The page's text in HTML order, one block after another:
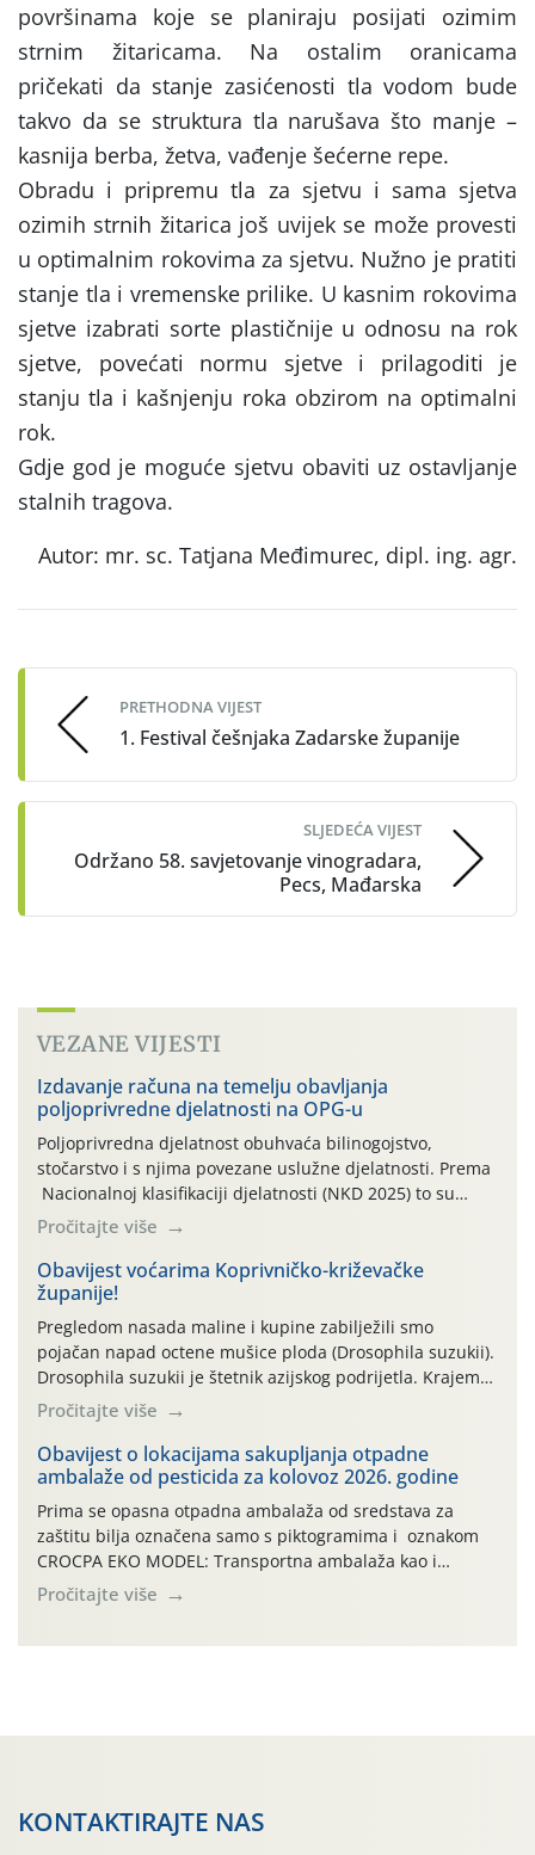
površinama koje se planiraju posijati ozimim
strnim žitaricama. Na ostalim oranicama
pričekati da stanje zasićenosti tla vodom bude
takvo da se struktura tla narušava što manje –
kasnija berba, žetva, vađenje šećerne repe.
Obradu i pripremu tla za sjetvu i sama sjetva
ozimih strnih žitarica još uvijek se može provesti
u optimalnim rokovima za sjetvu. Nužno je pratiti
stanje tla i vremenske prilike. U kasnim rokovima
sjetve izabrati sorte plastičnije u odnosu na rok
sjetve, povećati normu sjetve i prilagoditi je
stanju tla i kašnjenju roka obzirom na optimalni
rok.
Gdje god je moguće sjetvu obaviti uz ostavljanje
stalnih tragova.
Autor: mr. sc. Tatjana Međimurec, dipl. ing. agr.
navigation
PRETHODNA VIJEST
1. Festival češnjaka Zadarske županije
SLJEDEĆA VIJEST
Održano 58. savjetovanje vinogradara,
Pecs, Mađarska
VEZANE VIJESTI
Izdavanje računa na temelju obavljanja
poljoprivredne djelatnosti na OPG-u
Poljoprivredna djelatnost obuhvaća bilinogojstvo,
stočarstvo i s njima povezane uslužne djelatnosti. Prema
Nacionalnoj klasifikaciji djelatnosti (NKD 2025) to su
skupne 01.1, 01.2, 01.3, 01.4, 01.5 i 01.6. Djelatnost
prerade poljoprivrednih proizvoda je svako djelovanje na
poljoprivredni proizvod čiji je rezultat proizvod koji
također može biti poljoprivredni proizvod poput npr.
maslinovog ulja, bučinog ulja, vino od […]
Pročitajte više
Obavijest voćarima Koprivničko-križevačke
županije!
Pregledom nasada maline i kupine zabilježili smo
pojačan napad octene mušice ploda (Drosophila suzukii).
Drosophila suzukii je štetnik azijskog podrijetla. Krajem
2010. godine prvi puta je registriran u Hrvatskoj, a u
rujnu 2016. godine na našem su području zabilježene
gospodarski važne štete. Riječ je o štetniku vrlo sličnom
dobro poznatoj vinskoj mušici, no za razliku […]
Pročitajte više
Obavijest o lokacijama sakupljanja otpadne
ambalaže od pesticida za kolovoz 2026. godine
Prima se opasna otpadna ambalaža od sredstava za
zaštitu bilja označena samo s piktogramima i oznakom
CROCPA EKO MODEL: Transportna ambalaža kao i
ambalaža drugih proizvoda koji nisu sredstva za zaštitu
bilja (npr. ambalaža od mineralnih gnojiva,) se ne
Pročitajte više
KONTAKTIRAJTE NAS